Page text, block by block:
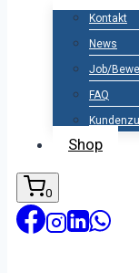
Kontakt
News
Job/
FAQ
Shop
0